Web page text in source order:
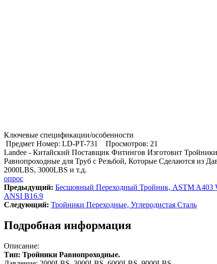
Ключевые спецификации/особенности
Предмет Номер: LD-PT-731
Просмотров: 21
Landee - Китайский Поставщик Фитингов Изготовит Тройники
Равнопроходные для Труб с Резьбой, Которые Сделаются из
2000LBS, 3000LBS и т.д.
опрос
Предыдущий: Бесшовный Переходный Тройник, ASTM A403
ANSI B16.9
Cледующий: Тройники Переходные, Углеродистая Сталь
Подробная информация
Описание:
Тип: Тройники Равнопроходные.